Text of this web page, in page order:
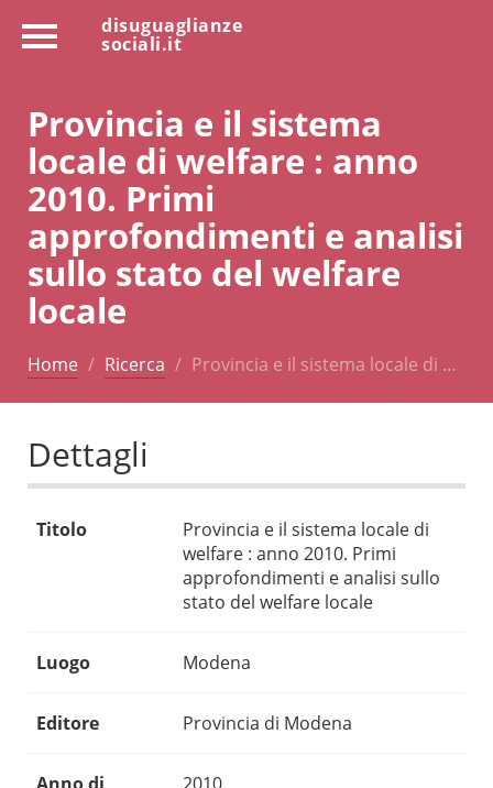
disuguaglianze
sociali.it
Provincia e il sistema
locale di welfare : anno
2010. Primi
approfondimenti e analisi
sullo stato del welfare
locale
Home Ricerca Provincia e il sistema locale di …
Dettagli
Titolo
Provincia e il sistema locale di
welfare : anno 2010. Primi
approfondimenti e analisi sullo
stato del welfare locale
Luogo Modena
Editore Provincia di Modena